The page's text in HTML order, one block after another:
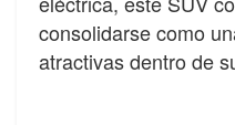
consolidarse como
atractivas dentro de